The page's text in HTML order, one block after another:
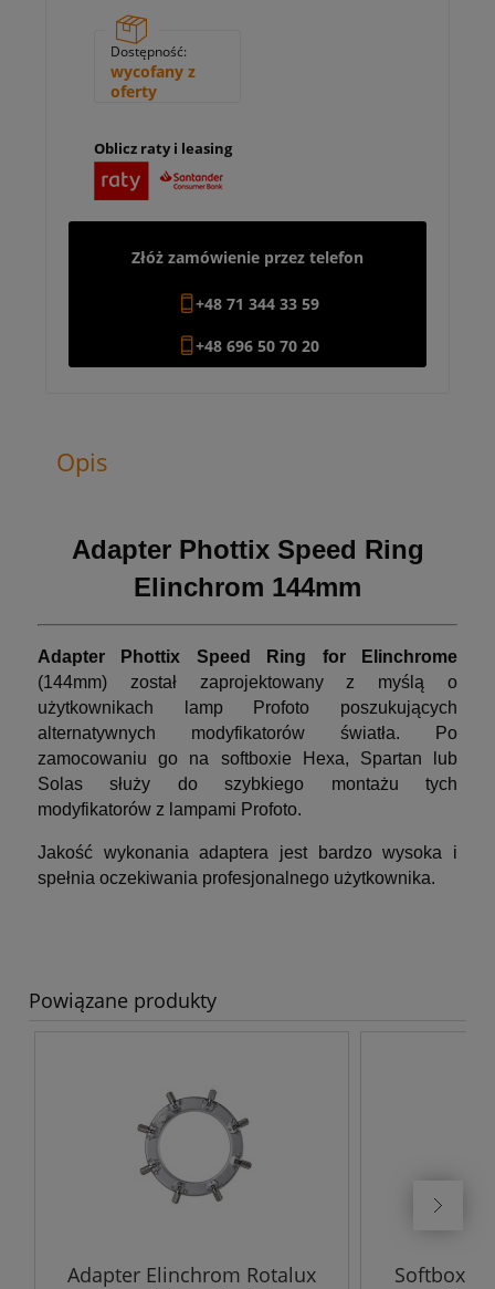
Dostępność:
wycofany z
oferty
Oblicz raty i leasing
Złóż zamówienie przez telefon
+48 71 344 33 59
+48 696 50 70 20
Opis
Adapter Phottix Speed Ring
Elinchrom 144mm
Adapter Phottix Speed Ring for Elinchrome
(144mm) został zaprojektowany z myślą o
użytkownikach lamp Profoto poszukujących
alternatywnych modyfikatorów światła. Po
zamocowaniu go na softboxie Hexa, Spartan lub
Solas służy do szybkiego montażu tych
modyfikatorów z lampami Profoto.
Jakość wykonania adaptera jest bardzo wysoka i
spełnia oczekiwania profesjonalnego użytkownika.
Powiązane produkty
Adapter Elinchrom Rotalux
Softbox